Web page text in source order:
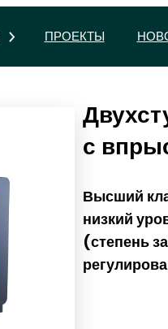
ПРОЕКТЫ
с
Высший
низкий
(степень